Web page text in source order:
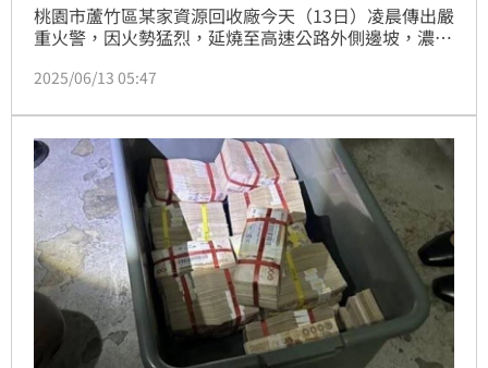
桃園市蘆竹區某家資源回收廠今天（13日）凌晨傳出嚴
重火警，因火勢猛烈，延燒至高速公路外側邊坡，濃煙
車道進行消防灌救作業，只剩內側2車道可以通行，火
制，但直到清晨5時36分尚未撲滅，持續射水灌救。
2025/06/13 05:47